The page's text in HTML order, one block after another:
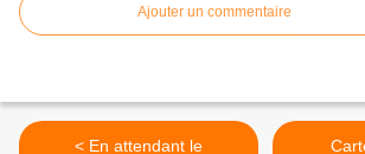
Ajouter un commentaire
< En attendant le